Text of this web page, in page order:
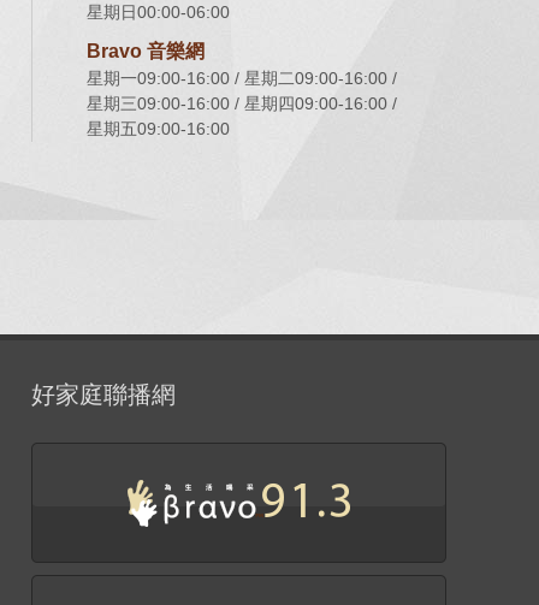
星期日00:00-06:00
Bravo 音樂網
星期一09:00-16:00
星期二09:00-16:00
星期三09:00-16:00
星期四09:00-16:00
星期五09:00-16:00
好家庭聯播網